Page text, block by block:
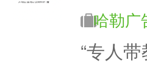
哈勒广
“专人带